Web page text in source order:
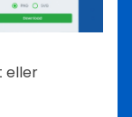
eller